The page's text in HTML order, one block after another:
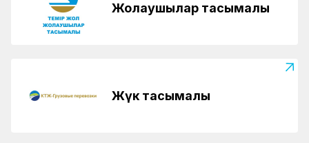
Жолаушылар тасымалы
Жүк тасымалы